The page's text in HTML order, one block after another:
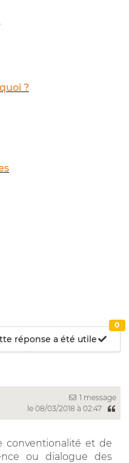
?
réponse a été utile
0
1 message
le 08/03/2018 à 02:47
conventionalité et de
ou dialogue des